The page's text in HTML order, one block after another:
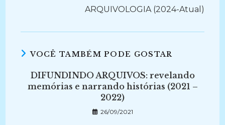
ARQUIVOLOGIA (2024-Atual)
VOCÊ TAMBÉM PODE GOSTAR
DIFUNDINDO ARQUIVOS: revelando
memórias e narrando histórias (2021 –
2022)
26/09/2021